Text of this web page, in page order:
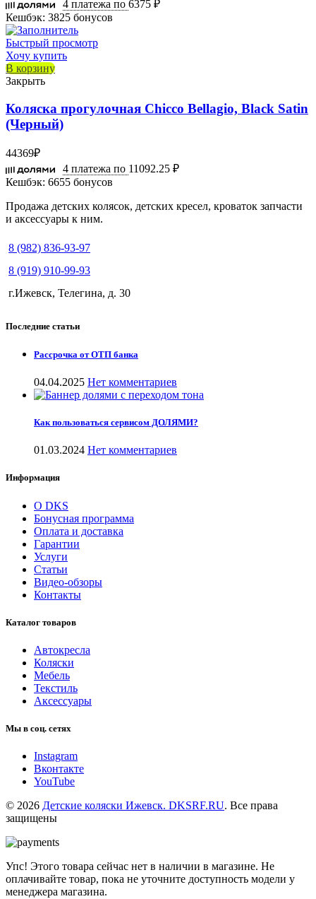
4 платежа по 6375 ₽
Кешбэк: 3825 бонусов
Быстрый просмотр
Хочу купить
В корзину
Закрыть
Коляска прогулочная Chicco Bellagio, Black Satin
(Черный)
44369₽
4 платежа по 11092.25 ₽
Кешбэк: 6655 бонусов
Продажа детских колясок, детских кресел, кроваток запчасти
и аксессуары к ним.
8 (982) 836-93-97
8 (919) 910-99-93
г.Ижевск, Телегина, д. 30
Последние статьи
Рассрочка от ОТП банка
04.04.2025 Нет комментариев
Как пользоваться сервисом ДОЛЯМИ?
01.03.2024 Нет комментариев
Информация
О DKS
Бонусная программа
Оплата и доставка
Гарантии
Услуги
Статьи
Видео-обзоры
Контакты
Каталог товаров
Автокресла
Коляски
Мебель
Текстиль
Аксессуары
Мы в соц. сетях
Instagram
Вконтакте
YouTube
© 2026 Детские коляски Ижевск. DKSRF.RU. Все права
защищены
Упс! Этого товара сейчас нет в наличии в магазине. Не
оплачивайте товар, пока не уточните доступность модели у
менеджера магазина.